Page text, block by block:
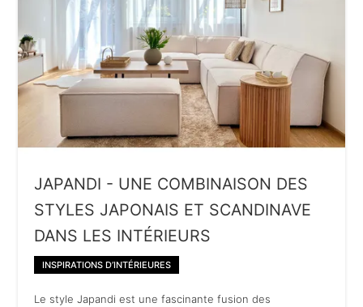
JAPANDI - UNE COMBINAISON DES
STYLES JAPONAIS ET SCANDINAVE
DANS LES INTÉRIEURS
INSPIRATIONS D’INTÉRIEURES
Le style Japandi est une fascinante fusion des